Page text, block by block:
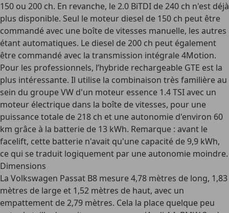
150 ou 200 ch. En revanche, le 2.0 BiTDI de 240 ch n'est déjà
plus disponible. Seul le moteur diesel de 150 ch peut être
commandé avec une boîte de vitesses manuelle, les autres
étant automatiques. Le diesel de 200 ch peut également
être commandé avec la transmission intégrale 4Motion.
Pour les professionnels, l’hybride rechargeable GTE est la
plus intéressante. Il utilise la combinaison très familière au
sein du groupe VW d'un moteur essence 1.4 TSI avec un
moteur électrique dans la boîte de vitesses, pour une
puissance totale de 218 ch et une autonomie d'environ 60
km grâce à la batterie de 13 kWh. Remarque : avant le
facelift, cette batterie n'avait qu'une capacité de 9,9 kWh,
ce qui se traduit logiquement par une autonomie moindre.
Dimensions
La Volkswagen Passat B8 mesure4,78 mètres de long, 1,83
mètres de large et 1,52 mètres de haut, avec un
empattement de 2,79 mètres. Cela la place quelque peu